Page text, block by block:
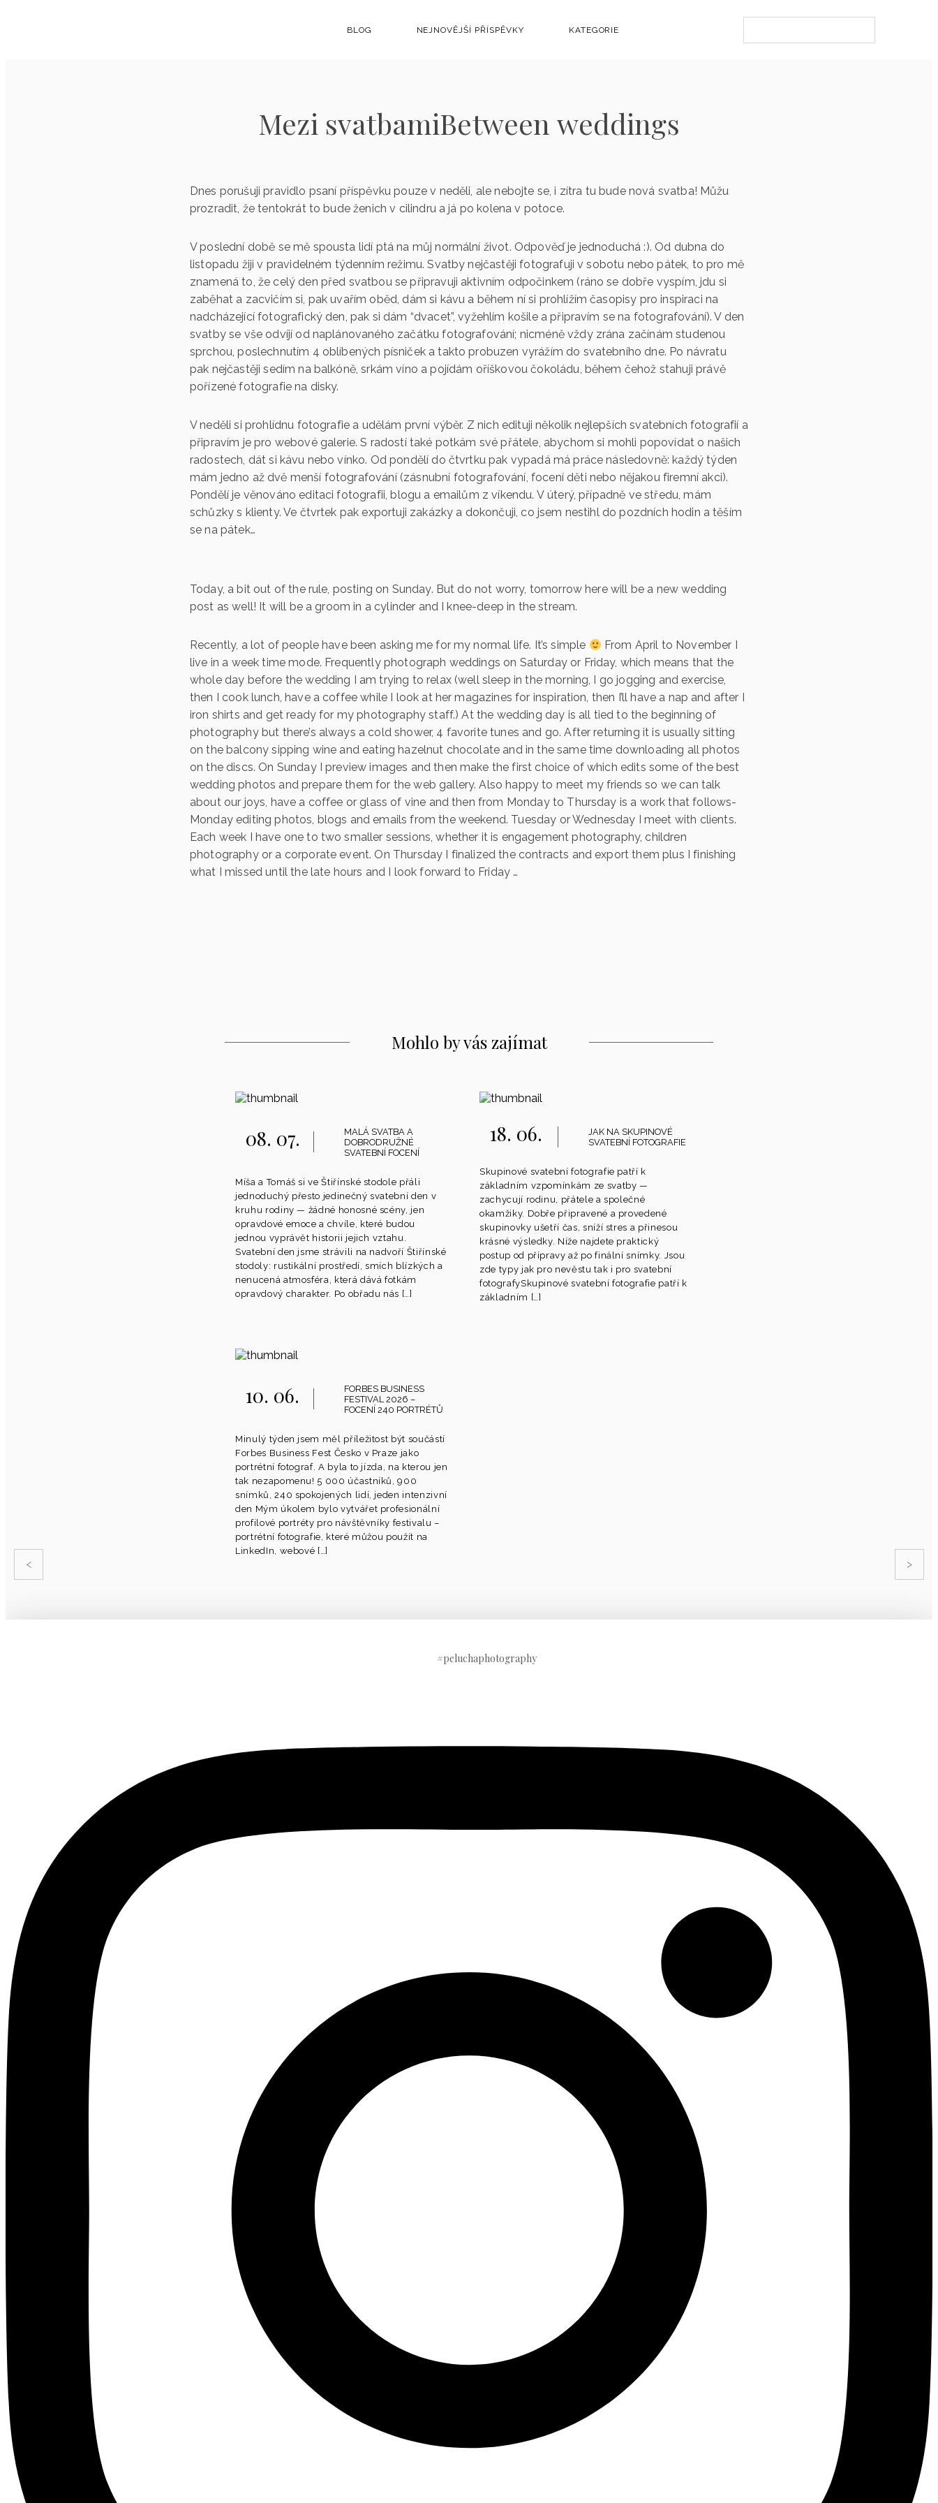
BLOG NEJNOVĚJŠÍ PŘÍSPĚVKY KATEGORIE
Mezi svatbamiBetween weddings
Dnes porušuji pravidlo psaní příspěvku pouze v neděli, ale nebojte se, i zítra tu bude nová svatba! Můžu
prozradit, že tentokrát to bude ženich v cilindru a já po kolena v potoce.
V poslední době se mě spousta lidí ptá na můj normální život. Odpověď je jednoduchá :). Od dubna do
listopadu žiji v pravidelném týdenním režimu. Svatby nejčastěji fotografuji v sobotu nebo pátek, to pro mě
znamená to, že celý den před svatbou se připravuji aktivním odpočinkem (ráno se dobře vyspím, jdu si
zaběhat a zacvičím si, pak uvařím oběd, dám si kávu a během ní si prohlížím časopisy pro inspiraci na
nadcházející fotografický den, pak si dám “dvacet”, vyžehlím košile a připravím se na fotografování). V den
svatby se vše odvíjí od naplánovaného začátku fotografování; nicméně vždy zrána začínám studenou
sprchou, poslechnutím 4 oblíbených písniček a takto probuzen vyrážím do svatebního dne. Po návratu
pak nejčastěji sedím na balkóně, srkám víno a pojídám oříškovou čokoládu, během čehož stahuji právě
pořízené fotografie na disky.
V neděli si prohlídnu fotografie a udělám první výběr. Z nich edituji několik nejlepších svatebních fotografií a
připravím je pro webové galerie. S radostí také potkám své přátele, abychom si mohli popovídat o našich
radostech, dát si kávu nebo vínko. Od pondělí do čtvrtku pak vypadá má práce následovně: každý týden
mám jedno až dvě menší fotografování (zásnubní fotografování, focení děti nebo nějakou firemní akci).
Pondělí je věnováno editaci fotografii, blogu a emailům z víkendu. V úterý, případně ve středu, mám
schůzky s klienty. Ve čtvrtek pak exportuji zakázky a dokončuji, co jsem nestihl do pozdních hodin a těším
se na pátek…
Today, a bit out of the rule, posting on Sunday. But do not worry, tomorrow here will be a new wedding
post as well! It will be a groom in a cylinder and I knee-deep in the stream.
Recently, a lot of people have been asking me for my normal life. It’s simple
From April to November I
live in a week time mode. Frequently photograph weddings on Saturday or Friday, which means that the
whole day before the wedding I am trying to relax (well sleep in the morning, I go jogging and exercise,
then I cook lunch, have a coffee while I look at her magazines for inspiration, then I’ll have a nap and after I
iron shirts and get ready for my photography staff.) At the wedding day is all tied to the beginning of
photography but there’s always a cold shower, 4 favorite tunes and go. After returning it is usually sitting
on the balcony sipping wine and eating hazelnut chocolate and in the same time downloading all photos
on the discs. On Sunday I preview images and then make the first choice of which edits some of the best
wedding photos and prepare them for the web gallery. Also happy to meet my friends so we can talk
about our joys, have a coffee or glass of vine and then from Monday to Thursday is a work that follows-
Monday editing photos, blogs and emails from the weekend. Tuesday or Wednesday I meet with clients.
Each week I have one to two smaller sessions, whether it is engagement photography, children
photography or a corporate event. On Thursday I finalized the contracts and export them plus I finishing
what I missed until the late hours and I look forward to Friday …
Mohlo by vás zajímat
08. 07.
MALÁ SVATBA A
DOBRODRUŽNÉ
SVATEBNÍ FOCENÍ
Míša a Tomáš si ve Štiřínské stodole přáli
jednoduchý přesto jedinečný svatební den v
kruhu rodiny — žádné honosné scény, jen
opravdové emoce a chvíle, které budou
jednou vyprávět historii jejich vztahu.
Svatební den jsme strávili na nadvoří Štiřínské
stodoly: rustikální prostředí, smích blízkých a
nenucená atmosféra, která dává fotkám
opravdový charakter. Po obřadu nás […]
18. 06.
JAK NA SKUPINOVÉ
SVATEBNÍ FOTOGRAFIE
Skupinové svatební fotografie patří k
základním vzpomínkám ze svatby —
zachycují rodinu, přátele a společné
okamžiky. Dobře připravené a provedené
skupinovky ušetří čas, sníží stres a přinesou
krásné výsledky. Níže najdete praktický
postup od přípravy až po finální snímky. Jsou
zde typy jak pro nevěstu tak i pro svatební
fotografySkupinové svatební fotografie patří k
základním […]
10. 06.
FORBES BUSINESS
FESTIVAL 2026 –
FOCENÍ 240 PORTRÉTŮ
Minulý týden jsem měl příležitost být součástí
Forbes Business Fest Česko v Praze jako
portrétní fotograf. A byla to jízda, na kterou jen
tak nezapomenu! 5 000 účastníků, 900
snímků, 240 spokojených lidí, jeden intenzivní
den Mým úkolem bylo vytvářet profesionální
profilové portréty pro návštěvníky festivalu –
portrétní fotografie, které můžou použít na
LinkedIn, webové […]
#peluchaphotography